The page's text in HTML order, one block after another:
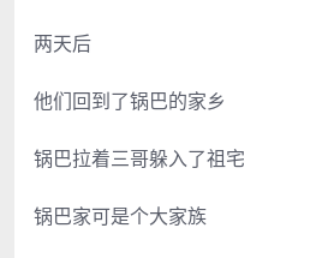
两天后
他们回到了锅巴的家乡
锅巴拉着三哥躲入了祖宅
锅巴家可是个大家族